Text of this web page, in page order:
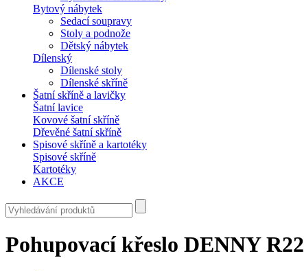
Bytový nábytek
Sedací soupravy
Stoly a podnože
Dětský nábytek
Dílenský
Dílenské stoly
Dílenské skříně
Šatní skříně a lavičky
Šatní lavice
Kovové šatní skříně
Dřevěné šatní skříně
Spisové skříně a kartotéky
Spisové skříně
Kartotéky
AKCE
Pohupovací křeslo DENNY R22